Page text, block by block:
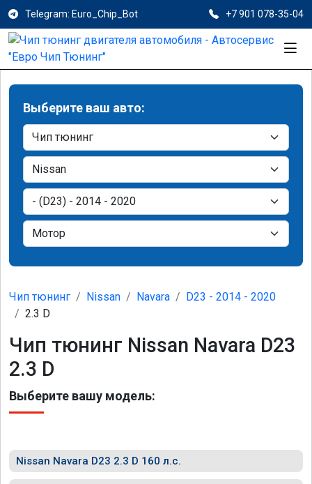
Telegram: Euro_Chip_Bot +7 901 078-35-04
Выберите ваш авто:
Чип тюнинг Nissan Navara
D23 - 2014 - 2020
2.3 D
Чип тюнинг Nissan Navara D23
2.3 D
Выберите вашу модель:
Nissan Navara D23 2.3 D 160 л.с.